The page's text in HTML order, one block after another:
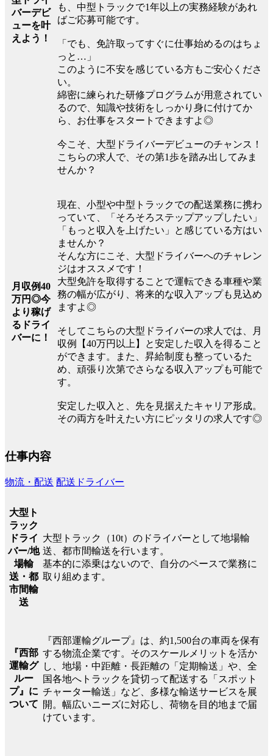
バーデビ
ューを叶
えよう！
も、中型トラックで1年以上の実務経験があれ
ばご応募可能です。
「でも、免許取ってすぐに仕事始めるのはちょ
っと…」
このように不安を感じている方もご安心くださ
い。
綿密に練られた研修プログラムが用意されてい
るので、知識や技術をしっかり身に付けてか
ら、お仕事をスタートできますよ◎
今こそ、大型ドライバーデビューのチャンス！
こちらの求人で、その第1歩を踏み出してみま
せんか？
月収例40
万円◎今
より稼げ
るドライ
バーに！
現在、小型や中型トラックでの配送業務に携わ
っていて、「そろそろステップアップしたい」
「もっと収入を上げたい」と感じている方はい
ませんか？
そんな方にこそ、大型ドライバーへのチャレン
ジはオススメです！
大型免許を取得することで運転できる車種や業
務の幅が広がり、将来的な収入アップも見込め
ますよ◎
そしてこちらの大型ドライバーの求人では、月
収例【40万円以上】と安定した収入を得ること
ができます。また、昇給制度も整っているた
め、頑張り次第でさらなる収入アップも可能で
す。
安定した収入と、先を見据えたキャリア形成。
その両方を叶えたい方にピッタリの求人です◎
仕事内容
物流・配送 配送ドライバー
大型ト
ラック
ドライ
バー/地
場輸
送・都
市間輸
送
大型トラック（10t）のドライバーとして地場輸
送、都市間輸送を行います。
基本的に添乗はないので、自分のペースで業務に
取り組めます。
『西部
運輸グ
ルー
プ』に
ついて
『西部運輸グループ』は、約1,500台の車両を保有
する物流企業です。そのスケールメリットを活か
し、地場・中距離・長距離の「定期輸送」や、全
国各地へトラックを貸切って配送する「スポット
チャーター輸送」など、多様な輸送サービスを展
開。幅広いニーズに対応し、荷物を目的地まで届
けています。